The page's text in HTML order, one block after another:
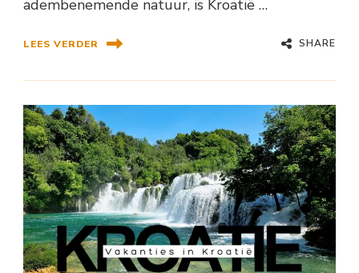
adembenemende natuur, is Kroatië …
LEES VERDER SHARE